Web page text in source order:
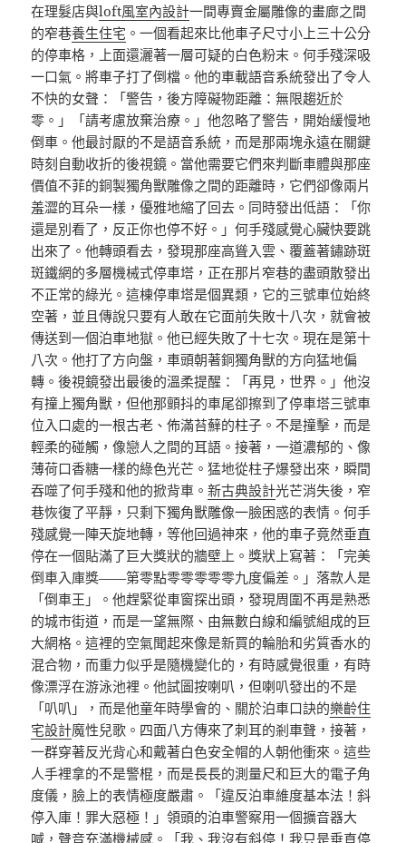
在理髮店與loft風室內設計一間專賣金屬雕像的畫廊之間
的窄巷養生住宅 。一個看起來比他車子尺寸小上三十公分
的停車格，上面還灑著一層可疑的白色粉末。何手殘深吸
一口氣。將車子打了倒檔。他的車載語音系統發出了令人
不快的女聲：「警告，後方障礙物距離：無限趨近於
零。」「請考慮放棄治療。」他忽略了警告，開始緩慢地
倒車。他最討厭的不是語音系統，而是那兩塊永遠在關鍵
時刻自動收折的後視鏡。當他需要它們來判斷車體與那座
價值不菲的銅製獨角獸雕像之間的距離時，它們卻像兩片
羞澀的耳朵一樣，優雅地縮了回去。同時發出低語：「你
還是別看了，反正你也停不好。」何手殘感覺心臟快要跳
出來了。他轉頭看去，發現那座高聳入雲、覆蓋著鏽跡斑
斑鐵網的多層機械式停車塔，正在那片窄巷的盡頭散發出
不正常的綠光。這棟停車塔是個異類，它的三號車位始終
空著，並且傳說只要有人敢在它面前失敗十八次，就會被
傳送到一個泊車地獄。他已經失敗了十七次。現在是第十
八次。他打了方向盤，車頭朝著銅獨角獸的方向猛地偏
轉。後視鏡發出最後的溫柔提醒：「再見，世界。」他沒
有撞上獨角獸，但他那顫抖的車尾卻擦到了停車塔三號車
位入口處的一根古老、佈滿苔蘚的柱子。不是撞擊，而是
輕柔的碰觸，像戀人之間的耳語。接著，一道濃郁的、像
薄荷口香糖一樣的綠色光芒。猛地從柱子爆發出來，瞬間
吞噬了何手殘和他的掀背車。新古典設計光芒消失後，窄
巷恢復了平靜，只剩下獨角獸雕像一臉困惑的表情。何手
殘感覺一陣天旋地轉，等他回過神來，他的車子竟然垂直
停在一個貼滿了巨大獎狀的牆壁上。獎狀上寫著：「完美
倒車入庫獎——第零點零零零零零九度偏差。」落款人是
「倒車王」。他趕緊從車窗探出頭，發現周圍不再是熟悉
的城市街道，而是一望無際、由無數白線和編號組成的巨
大網格。這裡的空氣聞起來像是新買的輪胎和劣質香水的
混合物，而重力似乎是隨機變化的，有時感覺很重，有時
像漂浮在游泳池裡。他試圖按喇叭，但喇叭發出的不是
「叭叭」，而是他童年時學會的、關於泊車口訣的樂齡住
宅設計魔性兒歌。四面八方傳來了刺耳的剎車聲，接著，
一群穿著反光背心和戴著白色安全帽的人朝他衝來。這些
人手裡拿的不是警棍，而是長長的測量尺和巨大的電子角
度儀，臉上的表情極度嚴肅。「違反泊車維度基本法！斜
停入庫！罪大惡極！」領頭的泊車警察用一個擴音器大
喊，聲音充滿機械感。「我、我沒有斜停！我只是垂直停